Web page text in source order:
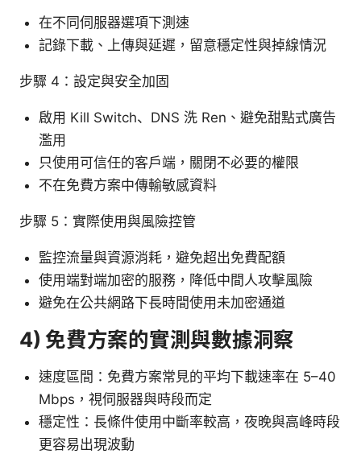
在不同伺服器選項下測速
記錄下載、上傳與延遲，留意穩定性與掉線情況
步驟 4：設定與安全加固
啟用 Kill Switch、DNS 洗 Ren、避免甜點式廣告
濫用
只使用可信任的客戶端，關閉不必要的權限
不在免費方案中傳輸敏感資料
步驟 5：實際使用與風險控管
監控流量與資源消耗，避免超出免費配額
使用端對端加密的服務，降低中間人攻擊風險
避免在公共網路下長時間使用未加密通道
4) 免費方案的實測與數據洞察
速度區間：免費方案常見的平均下載速率在 5–40
Mbps，視伺服器與時段而定
穩定性：長條件使用中斷率較高，夜晚與高峰時段
更容易出現波動